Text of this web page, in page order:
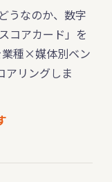
うなのか、数字
コアカード」を
業種×媒体別ベン
アリングしま